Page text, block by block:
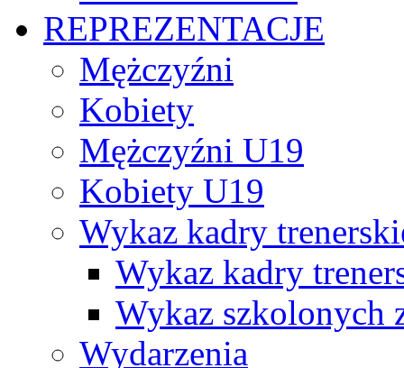
REPREZENTACJE
Mężczyźni
Kobiety
Mężczyźni U19
Kobiety U19
Wykaz kadry
Wykaz kadry
Wykaz szkolonych
Wydarzenia